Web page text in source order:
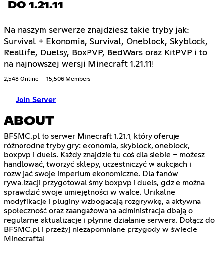
DO 1.21.11
Na naszym serwerze znajdziesz takie tryby jak:
Survival + Ekonomia, Survival, Oneblock, Skyblock,
Reallife, Duelsy, BoxPVP, BedWars oraz KitPVP i to
na najnowszej wersji Minecraft 1.21.11!
2,548 Online 15,506 Members
Join Server
ABOUT
BFSMC.pl to serwer Minecraft 1.21.1, który oferuje
różnorodne tryby gry: ekonomia, skyblock, oneblock,
boxpvp i duels. Każdy znajdzie tu coś dla siebie – możesz
handlować, tworzyć sklepy, uczestniczyć w aukcjach i
rozwijać swoje imperium ekonomiczne. Dla fanów
rywalizacji przygotowaliśmy boxpvp i duels, gdzie można
sprawdzić swoje umiejętności w walce. Unikalne
modyfikacje i pluginy wzbogacają rozgrywkę, a aktywna
społeczność oraz zaangażowana administracja dbają o
regularne aktualizacje i płynne działanie serwera. Dołącz do
BFSMC.pl i przeżyj niezapomniane przygody w świecie
Minecrafta!